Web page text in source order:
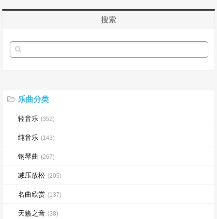
搜索
乐曲分类
轻音乐 (352)
纯音乐 (143)
钢琴曲 (267)
减压放松 (205)
名曲欣赏 (137)
天籁之音 (38)